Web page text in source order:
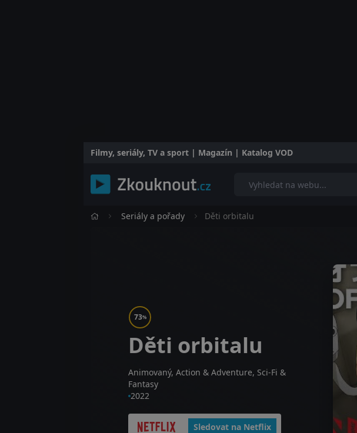
Filmy, seriály, TV a sport | Magazín | Katalog VOD
Seriály a pořady Děti orbitalu
73%
Děti orbitalu
Animovaný, Action & Adventure, Sci-Fi &
Fantasy
2022
Sledovat na Netflix